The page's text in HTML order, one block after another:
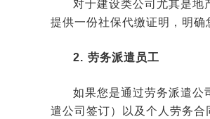
对于建设类公司尤其是地
提供一份社保代缴证明，明确
2. 劳务派遣员工
如果您是通过劳务派遣公
遣公司签订）以及个人劳务合